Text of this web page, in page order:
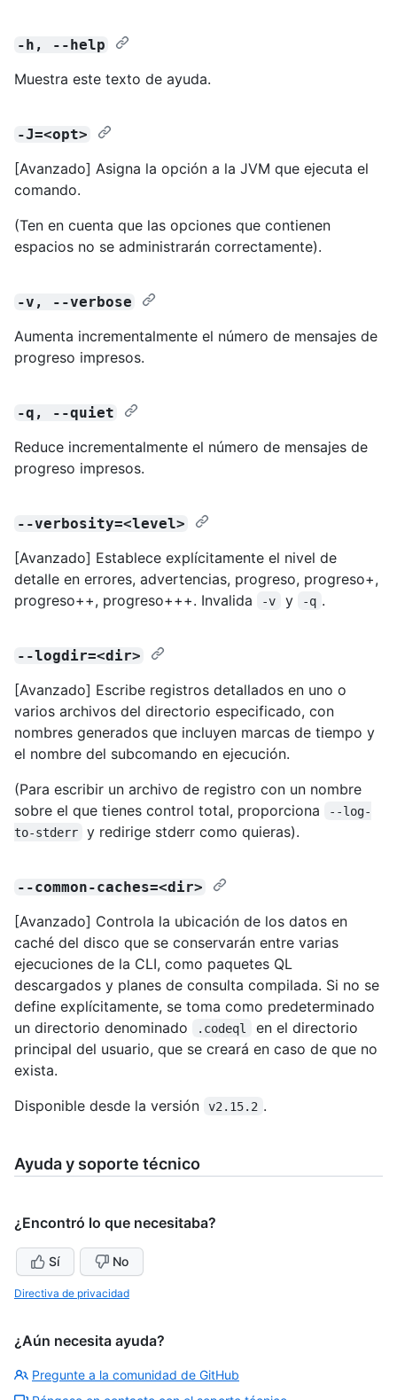
-h, --help
Muestra este texto de ayuda.
-J=<opt>
[Avanzado] Asigna la opción a la JVM que ejecuta el
comando.
(Ten en cuenta que las opciones que contienen
espacios no se administrarán correctamente).
-v, --verbose
Aumenta incrementalmente el número de mensajes de
progreso impresos.
-q, --quiet
Reduce incrementalmente el número de mensajes de
progreso impresos.
--verbosity=<level>
[Avanzado] Establece explícitamente el nivel de
detalle en errores, advertencias, progreso, progreso+,
progreso++, progreso+++. Invalida
-v y -q .
--logdir=<dir>
[Avanzado] Escribe registros detallados en uno o
varios archivos del directorio especificado, con
nombres generados que incluyen marcas de tiempo y
el nombre del subcomando en ejecución.
(Para escribir un archivo de registro con un nombre
sobre el que tienes control total, proporciona
--log-
to-stderr
y redirige stderr como quieras).
--common-caches=<dir>
[Avanzado] Controla la ubicación de los datos en
caché del disco que se conservarán entre varias
ejecuciones de la CLI, como paquetes QL
descargados y planes de consulta compilada. Si no se
define explícitamente, se toma como predeterminado
un directorio denominado
.codeql
en el directorio
principal del usuario, que se creará en caso de que no
exista.
Disponible desde la versión
v2.15.2 .
Ayuda y soporte técnico
¿Encontró lo que necesitaba?
Sí No
Directiva de privacidad
¿Aún necesita ayuda?
Pregunte a la comunidad de GitHub